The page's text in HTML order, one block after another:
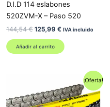
D.I.D 114 eslabones
520ZVM-X – Paso 520
144,54€El
original
era:
125,99 € El
actual
es:
IVA incluido
Añadir al carrito
¡Oferta!